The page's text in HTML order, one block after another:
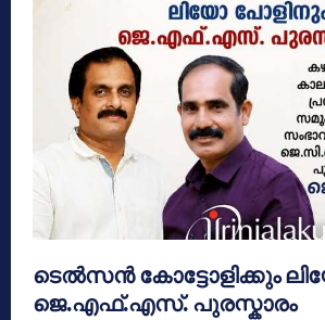
ടെൽസൻ കോട്ടോളിക്കും
ജെ.എഫ്.എസ്. പുരസ്കാരം